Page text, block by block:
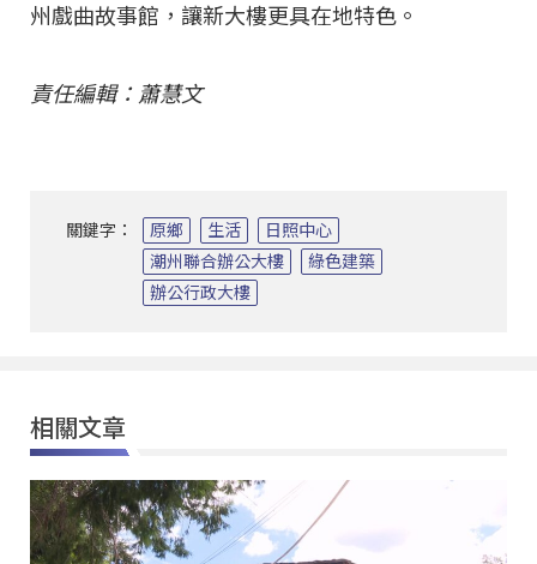
州戲曲故事館，讓新大樓更具在地特色。
責任編輯：蕭慧文
關鍵字： 原鄉 生活
日照中心
潮州聯合辦公大樓
綠色建築
辦公行政大樓
相關文章